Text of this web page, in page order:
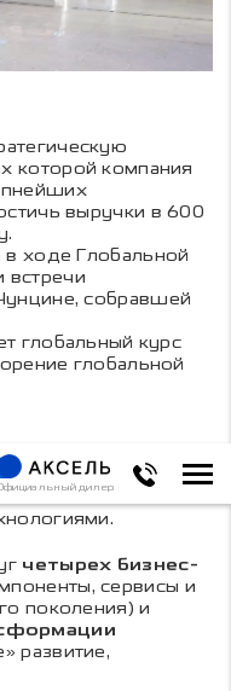
дилер
которой компания
выручки в 600
ходе Глобальной
встречи
собравшей
глобальный курс
глобальной
видение
мирового уровня
и
четырех бизнес-
сервисы и
поколения) и
развитие,